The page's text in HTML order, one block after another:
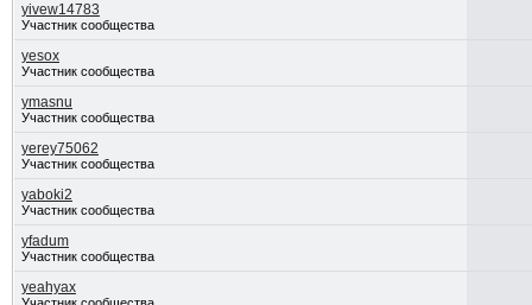
yivew14783
Участник сообщества
yesox
Участник сообщества
ymasnu
Участник сообщества
yerey75062
Участник сообщества
yaboki2
Участник сообщества
yfadum
Участник сообщества
yeahyax